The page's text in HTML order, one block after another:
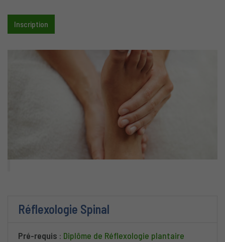
Inscription
Réflexologie Spinal
Pré-requis : Diplôme de Réflexologie plantaire